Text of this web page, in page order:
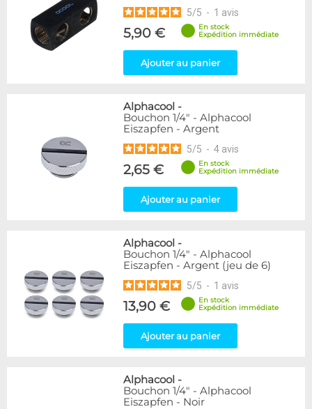
Couleur
Noir/Nickel
28
39
1
Coudé 90°
94
Droit
280
Raccord en Y
24
61
120
Mâle / Mâle
Filetage
153
1
4
12
5/5 - 1 avis
5,90 €
En stock
Expédition immédiate
Ajouter au panier
Alphacool -
Bouchon 1/4" - Alphacool
Eiszapfen - Argent
5/5 - 4 avis
2,65 €
En stock
Expédition immédiate
Ajouter au panier
Alphacool -
Bouchon 1/4" - Alphacool
Eiszapfen - Argent (jeu de 6)
5/5 - 1 avis
13,90 €
En stock
Expédition immédiate
Ajouter au panier
Alphacool -
Bouchon 1/4" - Alphacool
Eiszapfen - Noir